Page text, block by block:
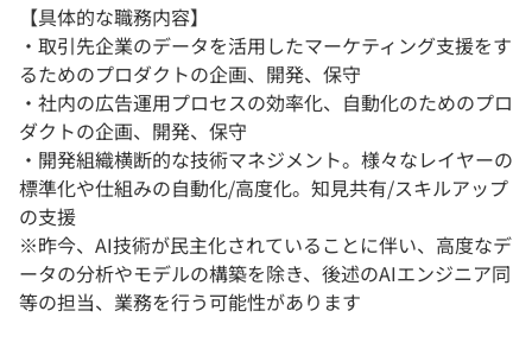
【具体的な職務内容】
・取引先企業のデータを活用したマーケティング支援をす
るためのプロダクトの企画、開発、保守
・社内の広告運用プロセスの効率化、自動化のためのプロ
ダクトの企画、開発、保守
・開発組織横断的な技術マネジメント。様々なレイヤーの
標準化や仕組みの自動化/高度化。知見共有/スキルアップ
の支援
※昨今、AI技術が民主化されていることに伴い、高度なデ
ータの分析やモデルの構築を除き、後述のAIエンジニア同
等の担当、業務を行う可能性があります